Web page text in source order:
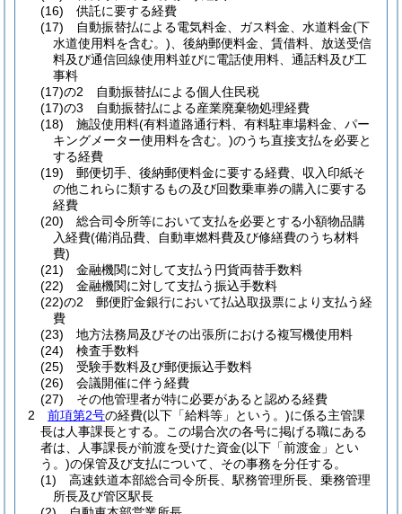
(16)
供託に要する経費
(17)
自動振替払による電気料金、ガス料金、水道料金(下
水道使用料を含む。) 、後納郵便料金、賃借料、放送受信
料及び通信回線使用料並びに電話使用料、通話料及び工
事料
(17)の2
自動振替払による個人住民税
(17)の3
自動振替払による産業廃棄物処理経費
(18)
施設使用料(有料道路通行料、有料駐車場料金、パー
キングメーター使用料を含む。)のうち直接支払を必要と
する経費
(19)
郵便切手、後納郵便料金に要する経費、収入印紙そ
の他これらに類するもの及び回数乗車券の購入に要する
経費
(20)
総合司令所等において支払を必要とする小額物品購
入経費(備消品費、自動車燃料費及び修繕費のうち材料
費)
(21)
金融機関に対して支払う円貨両替手数料
(22)
金融機関に対して支払う振込手数料
(22)の2
郵便貯金銀行において払込取扱票により支払う経
費
(23)
地方法務局及びその出張所における複写機使用料
(24)
検査手数料
(25)
受験手数料及び郵便振込手数料
(26)
会議開催に伴う経費
(27)
その他管理者が特に必要があると認める経費
2
前項第2号の経費(以下「給料等」という。)に係る主管課
長は人事課長とする。
この場合次の各号に掲げる職にある
者は、人事課長が前渡を受けた資金(以下「前渡金」とい
う。)の保管及び支払について、その事務を分任する。
(1)
高速鉄道本部総合司令所長、駅務管理所長、乗務管理
所長及び管区駅長